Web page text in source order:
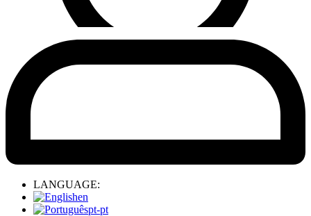
LANGUAGE:
en
pt-pt